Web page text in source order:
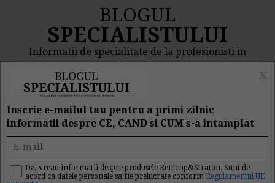
BLOGUL
SPECIALISTULUI
Informatii de specialitate de la profesionisti in
domeniu
MENIU
3 idei de afaceri mici si
simple in 2012!
Inscrie e-mailul tau pentru a primi zilnic
informatii despre CE, CAND si CUM s-a intamplat
Da, vreau informatii despre produsele Rentrop&Straton. Sunt de
acord ca datele personale sa fie prelucrate conform Regulamentul UE